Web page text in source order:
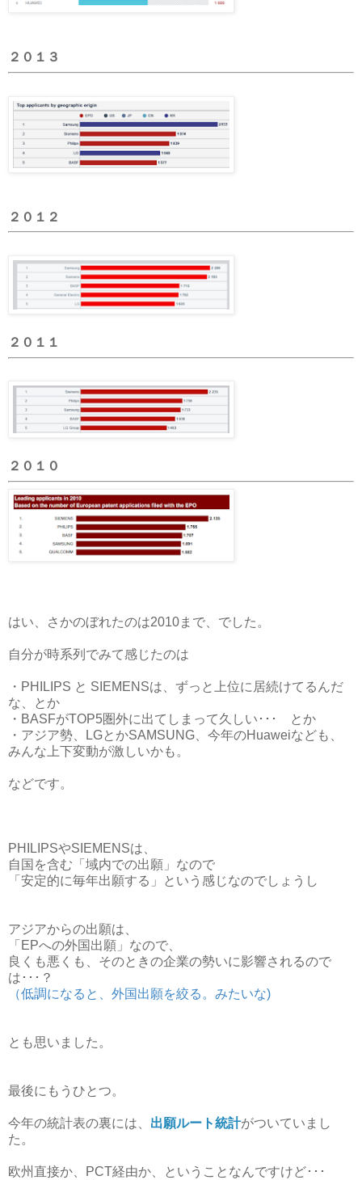
２０１３
２０１２
２０１１
２０１０
はい、さかのぼれたのは2010まで、でした。
自分が時系列でみて感じたのは
・PHILIPS と SIEMENSは、ずっと上位に居続けてるんだ
な、とか
・BASFがTOP5圏外に出てしまって久しい･･･ とか
・アジア勢、LGとかSAMSUNG、今年のHuaweiなども、
みんな上下変動が激しいかも。
などです。
PHILIPSやSIEMENSは、
自国を含む「域内での出願」なので
「安定的に毎年出願する」という感じなのでしょうし
アジアからの出願は、
「EPへの外国出願」なので、
良くも悪くも、そのときの企業の勢いに影響されるので
は･･･？
（低調になると、外国出願を絞る。みたいな)
とも思いました。
最後にもうひとつ。
今年の統計表の裏には、 出願ルート統計がついていまし
た。
欧州直接か、PCT経由か、ということなんですけど･･･